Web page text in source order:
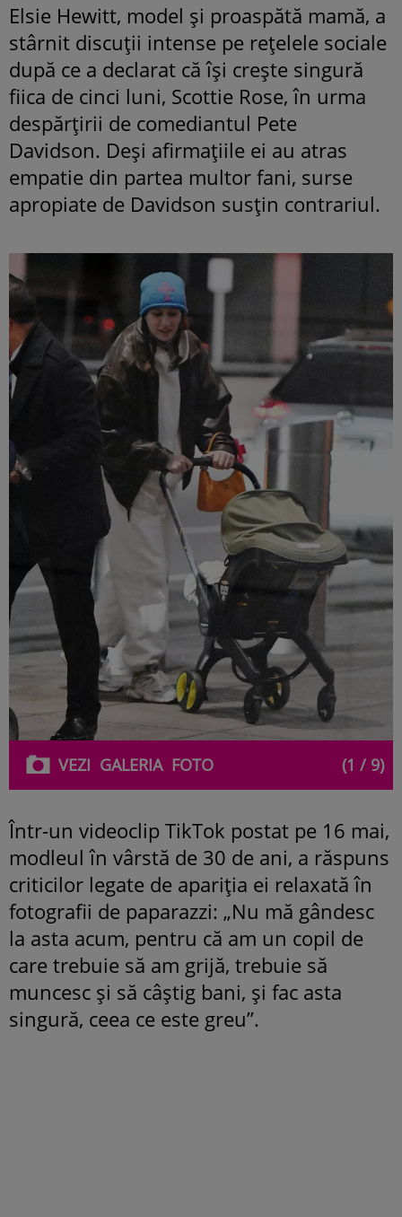
Elsie Hewitt, model și proaspătă mamă, a
stârnit discuții intense pe rețelele sociale
după ce a declarat că își crește singură
fiica de cinci luni, Scottie Rose, în urma
despărțirii de comediantul Pete
Davidson. Deși afirmațiile ei au atras
empatie din partea multor fani, surse
apropiate de Davidson susțin contrariul.
VEZI GALERIAFOTO (1 / 9)
Într-un videoclip TikTok postat pe 16 mai,
modleul în vârstă de 30 de ani, a răspuns
criticilor legate de apariția ei relaxată în
fotografii de paparazzi: „Nu mă gândesc
la asta acum, pentru că am un copil de
care trebuie să am grijă, trebuie să
muncesc și să câștig bani, și fac asta
singură, ceea ce este greu”.